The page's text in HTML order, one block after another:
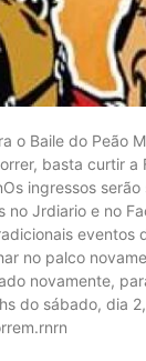
o Baile do Peão
basta curtir a
ingressos
no Jrdiario e no
eventos
no palco
novamente,
do sábado, dia